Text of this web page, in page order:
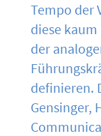
Tempo der
diese
der
definieren.
Gensinger,